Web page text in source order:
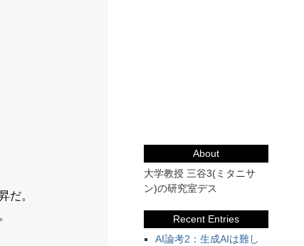
だ。
About
大学教授 三谷3(ミタニサ
ン)の研究室デス
Recent Entries
AI論考2：生成AIは難し